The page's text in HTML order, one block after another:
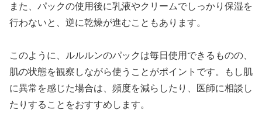
また、パックの使用後に乳液やクリームでしっかり保湿を
行わないと、逆に乾燥が進むこともあります。
このように、ルルルンのパックは毎日使用できるものの、
肌の状態を観察しながら使うことがポイントです。もし肌
に異常を感じた場合は、頻度を減らしたり、医師に相談し
たりすることをおすすめします。